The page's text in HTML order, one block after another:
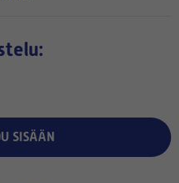
SISÄÄN